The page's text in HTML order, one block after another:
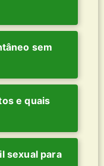
sem
e quais
sexual para